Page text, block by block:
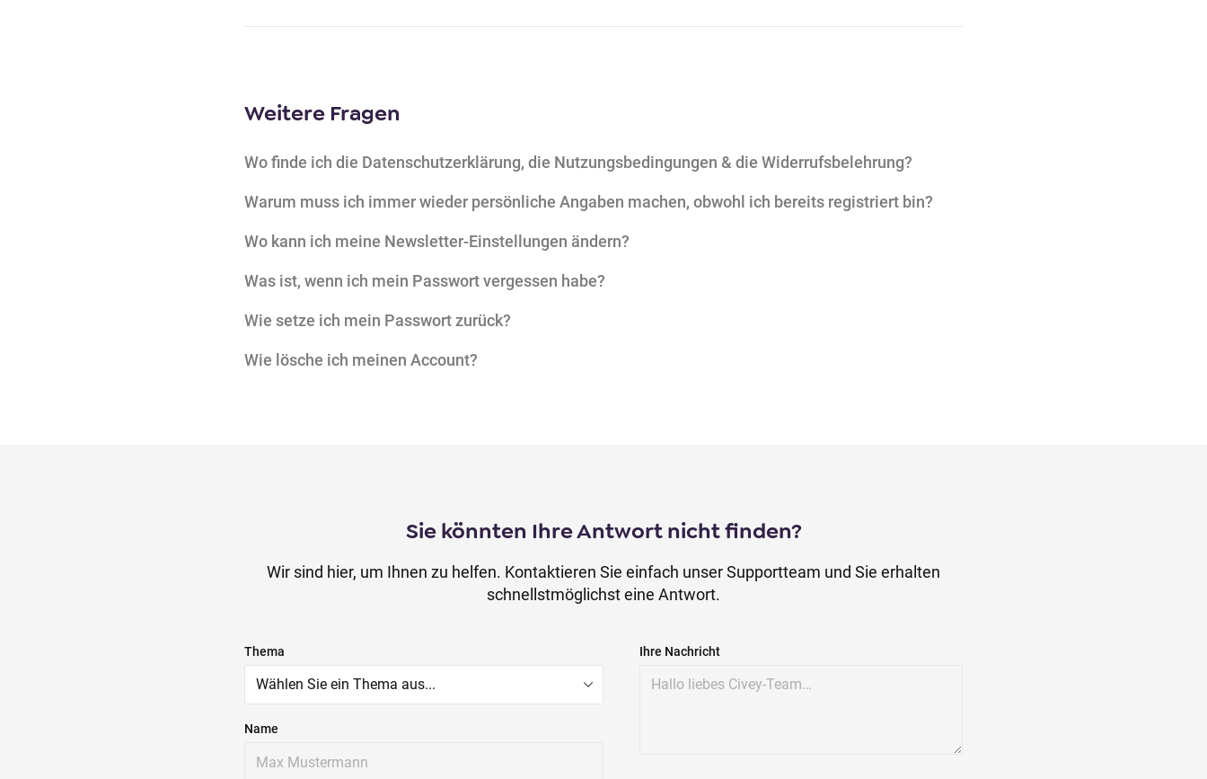
Weitere Fragen
Wo finde ich die Datenschutzerklärung, die Nutzungsbedingungen & die Widerrufsbelehrung?
Warum muss ich immer wieder persönliche Angaben machen, obwohl ich bereits registriert bin?
Wo kann ich meine Newsletter-Einstellungen ändern?
Was ist, wenn ich mein Passwort vergessen habe?
Wie setze ich mein Passwort zurück?
Wie lösche ich meinen Account?
Sie könnten Ihre Antwort nicht finden?
Wir sind hier, um Ihnen zu helfen. Kontaktieren Sie einfach unser Supportteam und Sie erhalten
schnellstmöglichst eine Antwort.
Thema
Name
Ihre Nachricht